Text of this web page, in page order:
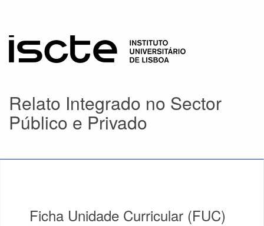
Relato Integrado no Sector
Público e Privado
Ficha Unidade Curricular (FUC)